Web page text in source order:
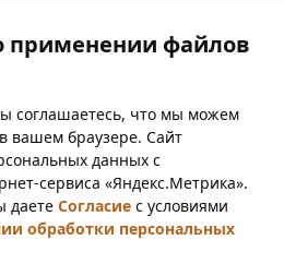
применении файлов
соглашаетесь, что мы можем
вашем браузере. Сайт
данных с
сервиса «Яндекс.Метрика».
даете Согласие с условиями
обработки персональных